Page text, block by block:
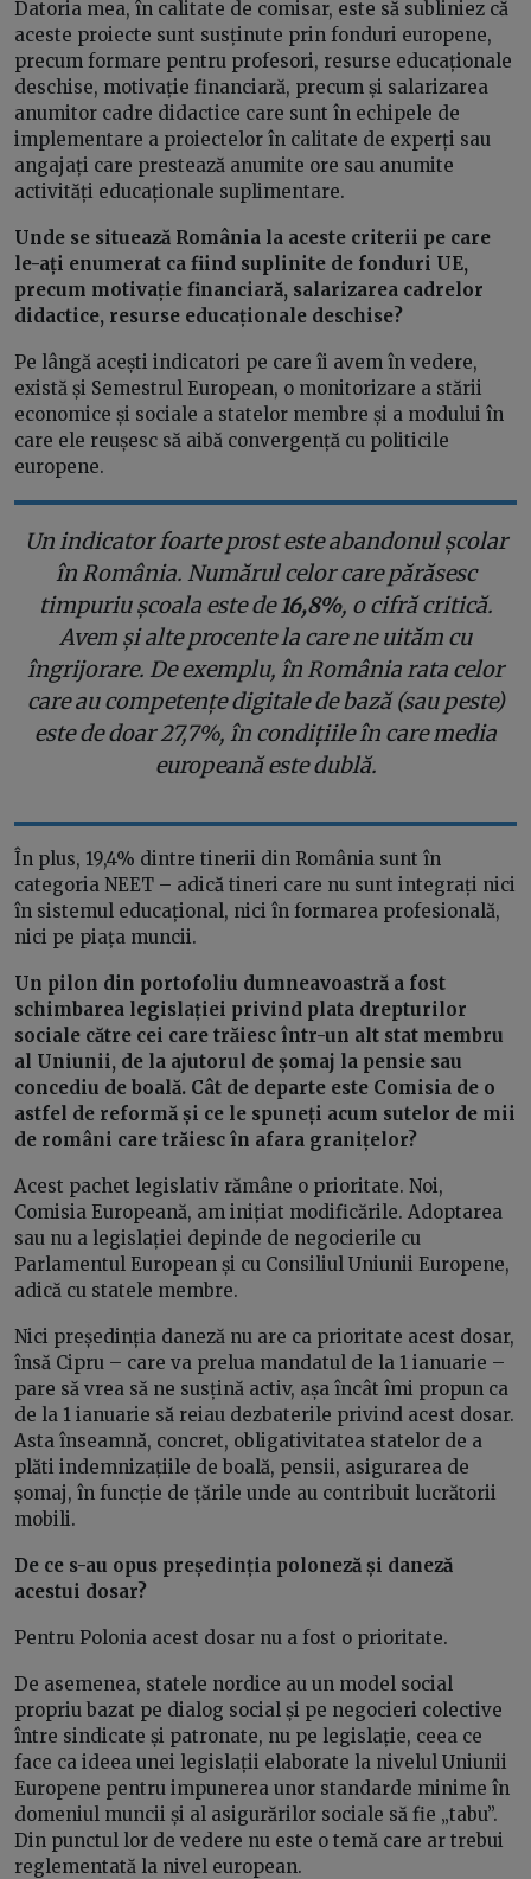
Datoria mea, în calitate de comisar, este să subliniez că
aceste proiecte sunt susținute prin fonduri europene,
precum formare pentru profesori, resurse educaționale
deschise, motivație financiară, precum și salarizarea
anumitor cadre didactice care sunt în echipele de
implementare a proiectelor în calitate de experți sau
angajați care prestează anumite ore sau anumite
activități educaționale suplimentare.
Unde se situează România la aceste criterii pe care
le-ați enumerat ca fiind suplinite de fonduri UE,
precum motivație financiară, salarizarea cadrelor
didactice, resurse educaționale deschise?
Pe lângă acești indicatori pe care îi avem în vedere,
există și Semestrul European, o monitorizare a stării
economice și sociale a statelor membre și a modului în
care ele reușesc să aibă convergență cu politicile
europene.
Un indicator foarte prost este abandonul școlar
în România. Numărul celor care părăsesc
timpuriu școala este de16,8%, o cifră critică.
Avem și alte procente la care ne uităm cu
îngrijorare. De exemplu, în România rata celor
care au competențe digitale de bază (sau peste)
este de doar 27,7%, în condițiile în care media
europeană este dublă.
În plus, 19,4% dintre tinerii din România sunt în
categoria NEET – adică tineri care nu sunt integrați nici
în sistemul educațional, nici în formarea profesională,
nici pe piața muncii.
Un pilon din portofoliu dumneavoastră a fost
schimbarea legislației privind plata drepturilor
sociale către cei care trăiesc într-un alt stat membru
al Uniunii, de la ajutorul de șomaj la pensie sau
concediu de boală. Cât de departe este Comisia de o
astfel de reformă și ce le spuneți acum sutelor de mii
de români care trăiesc în afara granițelor?
Acest pachet legislativ rămâne o prioritate. Noi,
Comisia Europeană, am inițiat modificările. Adoptarea
sau nu a legislației depinde de negocierile cu
Parlamentul European și cu Consiliul Uniunii Europene,
adică cu statele membre.
Nici președinția daneză nu are ca prioritate acest dosar,
însă Cipru – care va prelua mandatul de la 1 ianuarie –
pare să vrea să ne susțină activ, așa încât îmi propun ca
de la 1 ianuarie să reiau dezbaterile privind acest dosar.
Asta înseamnă, concret, obligativitatea statelor de a
plăti indemnizațiile de boală, pensii, asigurarea de
șomaj, în funcție de țările unde au contribuit lucrătorii
mobili.
De ce s-au opus președinția poloneză și daneză
acestui dosar?
Pentru Polonia acest dosar nu a fost o prioritate.
De asemenea, statele nordice au un model social
propriu bazat pe dialog social și pe negocieri colective
între sindicate și patronate, nu pe legislație, ceea ce
face ca ideea unei legislații elaborate la nivelul Uniunii
Europene pentru impunerea unor standarde minime în
domeniul muncii și al asigurărilor sociale să fie „tabu”.
Din punctul lor de vedere nu este o temă care ar trebui
reglementată la nivel european.